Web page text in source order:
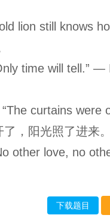
lion still knows
time will tell.” —
curtains were
了，阳光照了进来
other love, no
下载题目